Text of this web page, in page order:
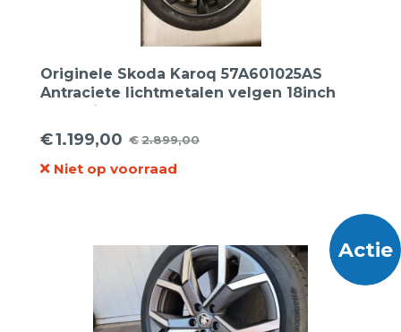
Originele Skoda Karoq 57A601025AS
Antraciete lichtmetalen velgen 18inch
met Bridgestoen 215 50 18 96W Turanza
Eco zomerbanden
€2.899,00
Oorspronkelijke
prijs
€1.199,00
Huidige
prijs
Niet op voorraad
Actie